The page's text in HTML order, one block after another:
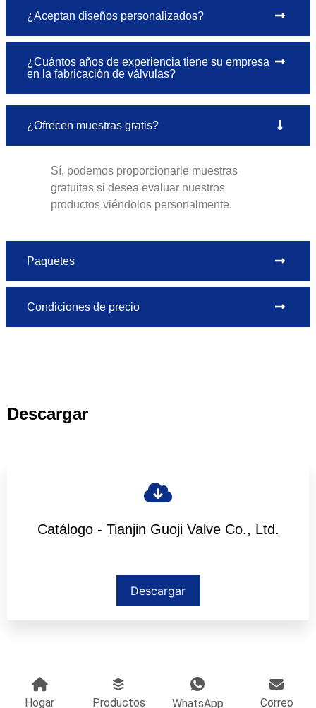
¿Aceptan diseños personalizados?
¿Cuántos años de experiencia tiene su empresa
en la fabricación de válvulas?
¿Ofrecen muestras gratis?
Sí, podemos proporcionarle muestras
gratuitas si desea evaluar nuestros
productos viéndolos personalmente.
Paquetes
Condiciones de precio
Descargar
Catálogo - Tianjin Guoji Valve Co., Ltd.
Descargar
Hogar Productos WhatsApp Correo